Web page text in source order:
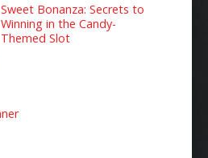
Sweet Bonanza: Secrets to
Winning in the Candy-
Themed Slot